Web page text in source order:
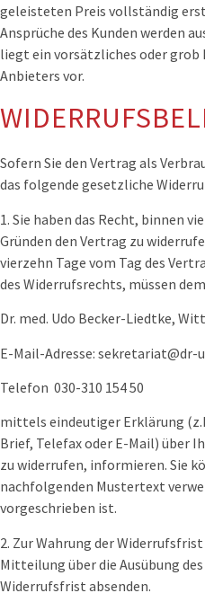
geleisteten Preis vollständig
Ansprüche des Kunden werden
liegt ein vorsätzliches oder grob
Anbieters vor.
Sofern Sie den Vertrag als
das folgende gesetzliche
1. Sie haben das Recht, binnen
Gründen den Vertrag zu
vierzehn Tage vom Tag des
des Widerrufsrechts, müssen
Dr. med. Udo Becker-Liedtke,
E-Mail-Adresse: sekretariat@dr-
Telefon 030-310 154 50
mittels eindeutiger Erklärung
Brief, Telefax oder E-Mail) über
zu widerrufen, informieren. Sie
nachfolgenden Mustertext
vorgeschrieben ist.
2. Zur Wahrung der Widerrufsfrist
Mitteilung über die Ausübung
Widerrufsfrist absenden.